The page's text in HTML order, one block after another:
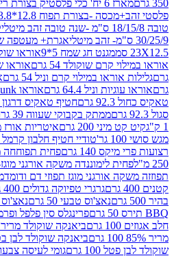
בצורת רימון ק. 7 ס"מ-שקוף
-בצורת תפוח 12.8*13.8*7 ס"מ
קפ' קרטון
אגרת+ מעטפה שנה טובה
מגנט חג שמח 5*9
אוראו שוקולד גליל 110.4 גרם
קרם שוקולד 54 גרם
במילוי קרם וניל 54 גרם
וניל 64.4 גרם
אוראו Space Dunk גליל 110.4 גרם
חטיף טאקיס דרגון צ'ילי 92.3 גרם
ממתק בקבוקי שעווה 39 גרם
סוכריות
200 גרם
איטריות אורז מקלות 600 גרם
טודיי חטיף חלבון קרמל מלוח 65 גרם
140 גרם
פחית תפוחחה משקה
לימוננדה משקה אורגני מוגז- לימון וליים 250 מ"ל
מוגז תפוזי דם ודומדמניות 250 מ"ל
גרגרי טפיוקה גדולים 400 גרם
מיסו כהה 500
נאצ'וס טבעי 50 גרם
נאצ'וס תירס כחול 50 גרם
פרינגלס סין פלפל ופרמזן 110 גרם
ביאנקה שוקולד מריר 72% 100 גרם
ביאנקה שוקולד לבן בטעם קרמל 100 גרם
גרם
גומי לעיסה צבעוני 1 ק"ג